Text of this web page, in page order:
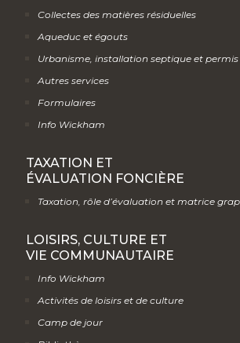
Collectes des matières résiduelles
Aqueduc et égouts
Urbanisme, installation septique et permis
Autres services
Formulaires
Info Wickham
TAXATION ET
ÉVALUATION FONCIÈRE
Taxation, rôle d’évaluation et matrice
LOISIRS, CULTURE ET
VIE COMMUNAUTAIRE
Info Wickham
Activités de loisirs et de culture
Camp de jour